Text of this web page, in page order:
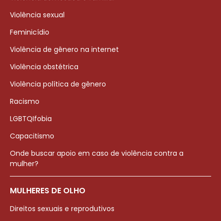
Violência sexual
Feminicídio
Violência de gênero na internet
Violência obstétrica
Violência política de gênero
Racismo
LGBTQIfobia
Capacitismo
Onde buscar apoio em caso de violência contra a
mulher?
MULHERES DE OLHO
Direitos sexuais e reprodutivos